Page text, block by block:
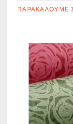
ΠΑΡΑΚΑΛΟΎΜΕ